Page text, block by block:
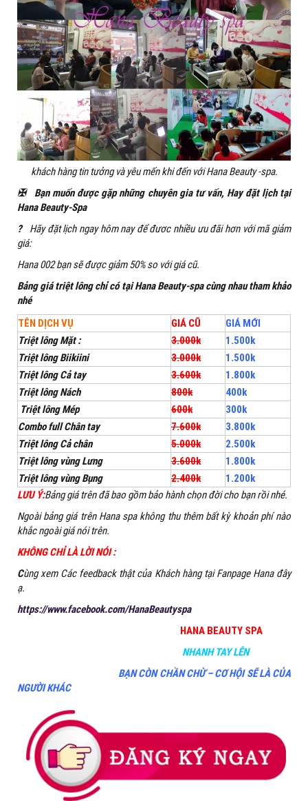
khách hàng tin tưởng và yêu mến khi đến với Hana Beauty -spa.
✠ Bạn muốn được gặp những chuyên gia tư vấn, Hay đặt lịch tại
Hana Beauty-Spa
? Hãy đặt lịch ngay hôm nay để đươc nhiều ưu đãi hơn với mã giảm
giá:
Hana 002 bạn sẽ được giảm 50% so với giá cũ.
Bảng giá triệt lông chỉ có tại Hana Beauty-spa cùng nhau tham khảo
nhé
TÊN DỊCH VỤ
GIÁ CŨ
GIÁ MỚI
Triệt lông Mặt :
3.000k
1.500k
Triệt lông Biikiini
3.000k
1.500k
Triệt lông Cả tay
3.600k
1.800k
Triệt lông Nách
800k
400k
Triệt lông Mép
600k
300k
Combo full Chân tay
7.600k
3.800k
Triệt lông Cả chân
5.000k
2.500k
Triệt lông vùng Lưng
3.600k
1.800k
Triệt lông vùng Bụng
2.400k
1.200k
LƯU Ý:Bảng giá trên đã bao gồm bảo hành chọn đời cho bạn rồi nhé.
Ngoài bảng giá trên Hana spa không thu thêm bất kỳ khoản phí nào
khắc ngoài giá nói trên.
KHÔNG CHỈ LÀ LỜI NÓI :
Cùng xem Các feedback thật của Khách hàng tại Fanpage Hana đây
ạ.
https://www.facebook.com/HanaBeautyspa
HANA BEAUTY SPA
NHANH TAY LÊN
BẠN CÒN CHẦN CHỪ – CƠ HỘI SẼ LÀ CỦA
NGƯỜI KHÁC